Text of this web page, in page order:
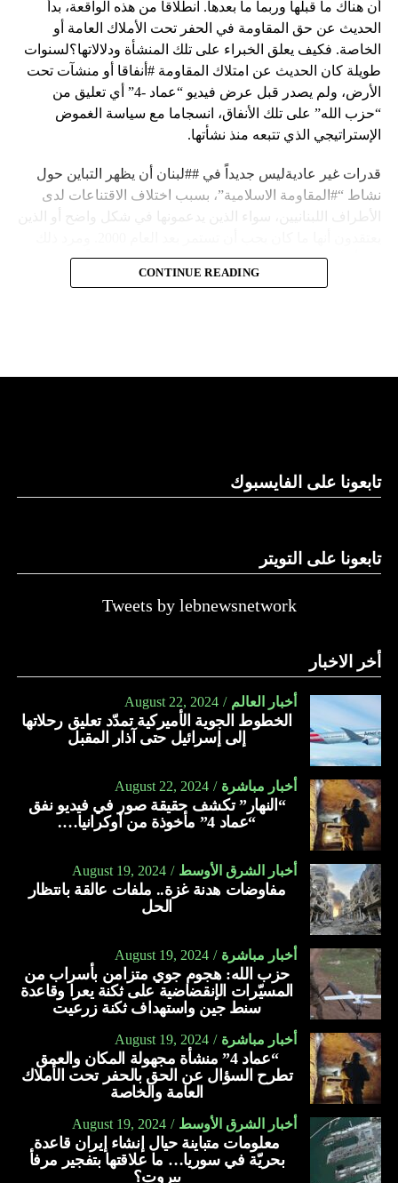
أن هناك ما قبلها وربما ما بعدها. انطلاقا من هذه الواقعة، بدأ
الحديث عن حق المقاومة في الحفر تحت الأملاك العامة أو
الخاصة. فكيف يعلق الخبراء على تلك المنشأة ودلالاتها؟لسنوات
طويلة كان الحديث عن امتلاك المقاومة #أنفاقا أو منشآت تحت
الأرض، ولم يصدر قبل عرض فيديو “عماد -4” أي تعليق من
“حزب الله” على تلك الأنفاق، انسجاما مع سياسة الغموض
الإستراتيجي الذي تتبعه منذ نشأتها.
قدرات غير عاديةليس جديداً في ##لبنان أن يظهر التباين حول
نشاط “#المقاومة الاسلامية”، بسبب اختلاف الاقتناعات لدى
الأطراف اللبنانيين، سواء الذين يدعمونها في شكل واضح أو الذين
إلى أن المقاومة ضد الاحتلال الإسرائيلي لم تكن يوماً محط
إجماع داخلي، وإن كانت القوى اللبنانية المؤمنة بالصراع ضد
النهار
CONTINUE READING
تابعونا على الفايسبوك
تابعونا على التويتر
Tweets by lebnewsnetwork
أخر الاخبار
أخبار العالم August 22, 2024
الخطوط الجوية الأميركية تمدّد تعليق رحلاتها
إلى إسرائيل حتى آذار المقبل
أخبار مباشرة August 22, 2024
“النهار” تكشف حقيقة صور في فيديو نفق
“عماد 4” مأخوذة من أوكرانيا….
أخبار الشرق الأوسط August 19, 2024
مفاوضات هدنة غزة.. ملفات عالقة بانتظار
الحل
أخبار مباشرة August 19, 2024
حزب الله: هجوم جوي متزامن بأسراب من
المسيّرات الإنقضاضية على ثكنة يعرا وقاعدة
سنط جين واستهداف ثكنة زرعيت
أخبار مباشرة August 19, 2024
“عماد 4” منشأة مجهولة المكان والعمق
تطرح السؤال عن الحق بالحفر تحت الأملاك
العامة والخاصة
أخبار الشرق الأوسط August 19, 2024
معلومات متباينة حيال إنشاء إيران قاعدة
بحريّة في سوريا… ما علاقتها بتفجير مرفأ
بيروت؟